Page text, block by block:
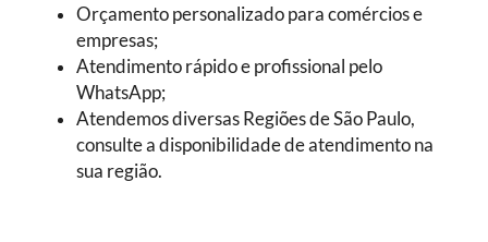
Orçamento personalizado para comércios e
empresas;
Atendimento rápido e profissional pelo
WhatsApp;
Atendemos diversas Regiões de São Paulo,
consulte a disponibilidade de atendimento na
sua região.